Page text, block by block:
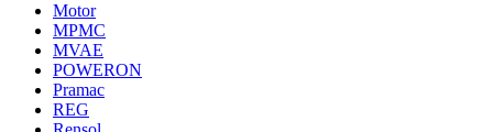
Motor
MPMC
MVAE
POWERON
Pramac
REG